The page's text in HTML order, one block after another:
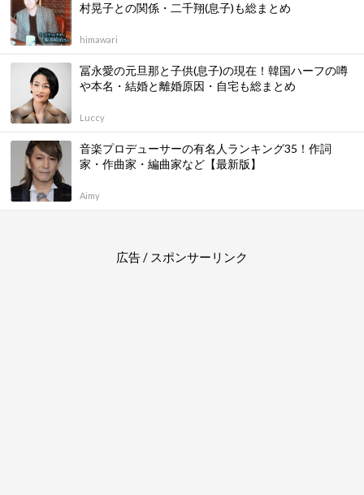
村晃子との関係・二千翔(息子)も総まとめ
himawari
冨永愛の元旦那と子供(息子)の現在！韓国ハーフの噂
や本名・結婚と離婚原因・自宅も総まとめ
Luccy
音楽プロデューサーの有名人ランキング35！作詞
家・作曲家・編曲家など【最新版】
Aimy
広告 / スポンサーリンク